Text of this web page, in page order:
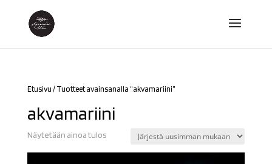
Etusivu / Tuotteet avainsanalla “akvamariini”
akvamariini
Näytetään ainoa tulos